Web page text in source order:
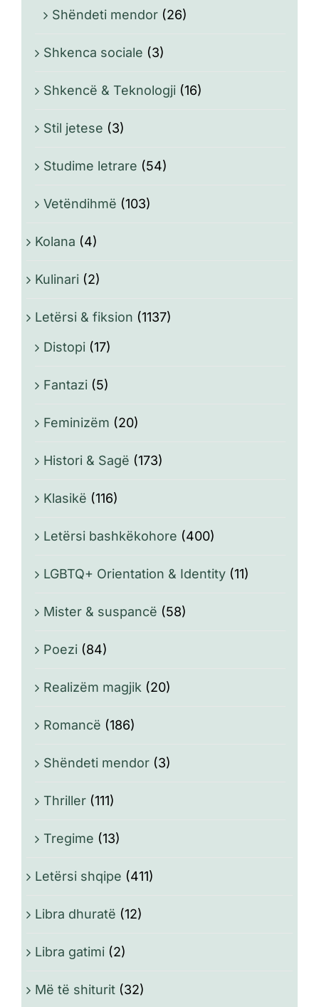
Shëndeti mendor (26)
Shkenca sociale (3)
Shkencë & Teknologji (16)
Stil jetese (3)
Studime letrare (54)
Vetëndihmë (103)
Kolana (4)
Kulinari (2)
Letërsi & fiksion (1137)
Distopi (17)
Fantazi (5)
Feminizëm (20)
Histori & Sagë (173)
Klasikë (116)
Letërsi bashkëkohore (400)
LGBTQ+ Orientation & Identity (11)
Mister & suspancë (58)
Poezi (84)
Realizëm magjik (20)
Romancë (186)
Shëndeti mendor (3)
Thriller (111)
Tregime (13)
Letërsi shqipe (411)
Libra dhuratë (12)
Libra gatimi (2)
Më të shiturit (32)